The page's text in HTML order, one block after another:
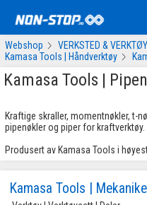
Webshop VERKSTED & VERKTØY
Kamasa Tools | Håndverktøy
Kamasa Tools |
Kraftige skraller, momentnøkler, t-
pipenøkler og piper for kraftverktøy.
Produsert av Kamasa Tools i
Kamasa Tools |